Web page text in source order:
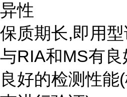
异性
保质期长,即用
与RIA和MS有良
良好的检测性能